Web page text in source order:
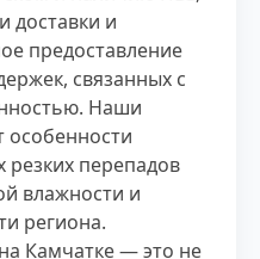
доставки и
предоставление
связанных с
Наши
особенности
резких перепадов
влажности и
региона.
Камчатке — это не